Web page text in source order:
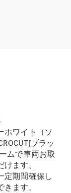
ホワイト（ソ
ブラッ
ムで車両お取
ます。
定期間確保し
ます。